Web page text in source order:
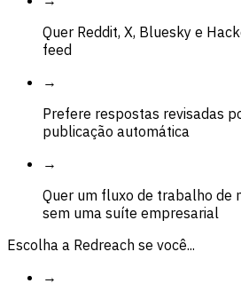
Quer Reddit, X, Bluesky e
feed
→
Prefere respostas revisadas
publicação automática
→
Quer um fluxo de trabalho de
sem uma suíte empresarial
Escolha a Redreach se você...
→